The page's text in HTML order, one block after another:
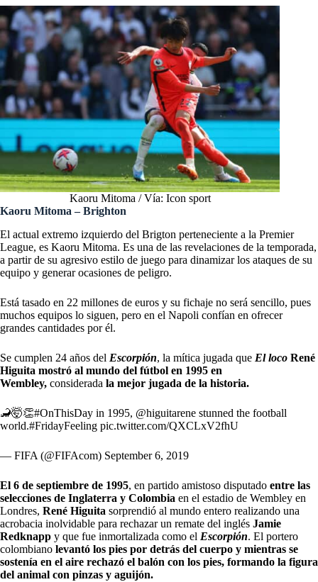
Kaoru Mitoma / Vía: Icon sport
Kaoru Mitoma – Brighton
El actual extremo izquierdo del Brigton perteneciente a la Premier
League, es Kaoru Mitoma. Es una de las revelaciones de la temporada,
a partir de su agresivo estilo de juego para dinamizar los ataques de su
equipo y generar ocasiones de peligro.
Está tasado en 22 millones de euros y su fichaje no será sencillo, pues
muchos equipos lo siguen, pero en el Napoli confían en ofrecer
grandes cantidades por él.
Se cumplen 24 años del Escorpión, la mítica jugada que El loco René
Higuita mostró al mundo del fútbol en 1995 en
Wembley, considerada la mejor jugada de la historia.
🦂🤯👏#OnThisDay in 1995, @higuitarene stunned the football
world.#FridayFeeling pic.twitter.com/QXCLxV2fhU
— FIFA (@FIFAcom) September 6, 2019
El 6 de septiembre de 1995, en partido amistoso disputado entre las
selecciones de Inglaterra y Colombia en el estadio de Wembley en
Londres, René Higuita sorprendió al mundo entero realizando una
acrobacia inolvidable para rechazar un remate del inglés Jamie
Redknapp y que fue inmortalizada como el Escorpión. El portero
colombiano levantó los pies por detrás del cuerpo y mientras se
sostenía en el aire rechazó el balón con los pies, formando la figura
del animal con pinzas y aguijón.